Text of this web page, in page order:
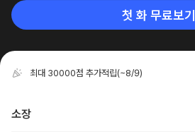
첫 화 무료보기
최대 30000점 추가적립(~8/9)
소장